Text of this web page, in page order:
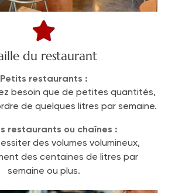
du restaurant
Petits restaurants :
besoin que de petites quantités,
de quelques litres par semaine.
restaurants ou chaînes :
des volumes volumineux,
des centaines de litres par
semaine ou plus.